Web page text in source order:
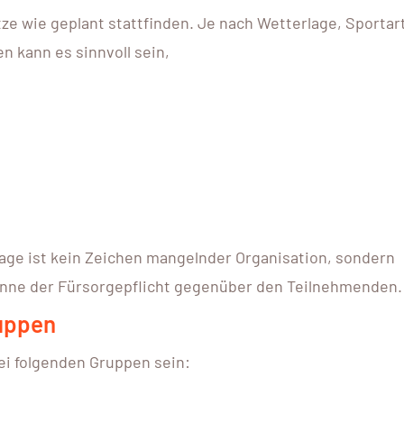
wie geplant stattfinden. Je nach Wetterlage,
kann es sinnvoll sein,
ist kein Zeichen mangelnder Organisation, sondern
der Fürsorgepflicht gegenüber den Teilnehmenden.
folgenden Gruppen sein: